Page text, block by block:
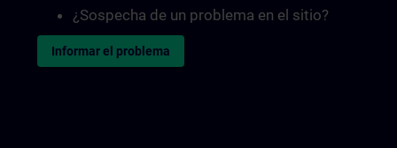
¿Sospecha de un problema en el sitio?
Informar el problema